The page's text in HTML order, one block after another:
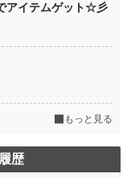
アイテムゲット☆彡
もっと見る
歴